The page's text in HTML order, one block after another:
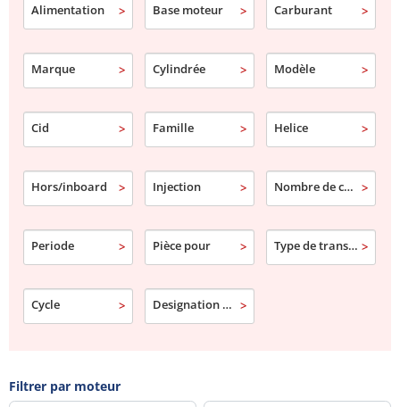
aux exigences du milieu nautique.
Alimentation Base moteur Carburant
Marque Cylindrée Modèle
Cid Famille Helice
Hors/inboard Injection Nombre de cylindre
Periode Pièce pour Type de transmission
Cycle Designation commerciale
Filtrer par moteur